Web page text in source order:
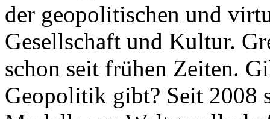
der geopolitischen und
Gesellschaft und Kultur.
schon seit frühen Zeiten.
Geopolitik gibt? Seit 2008